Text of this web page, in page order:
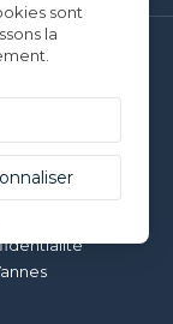
900
contractuelles
sont
la